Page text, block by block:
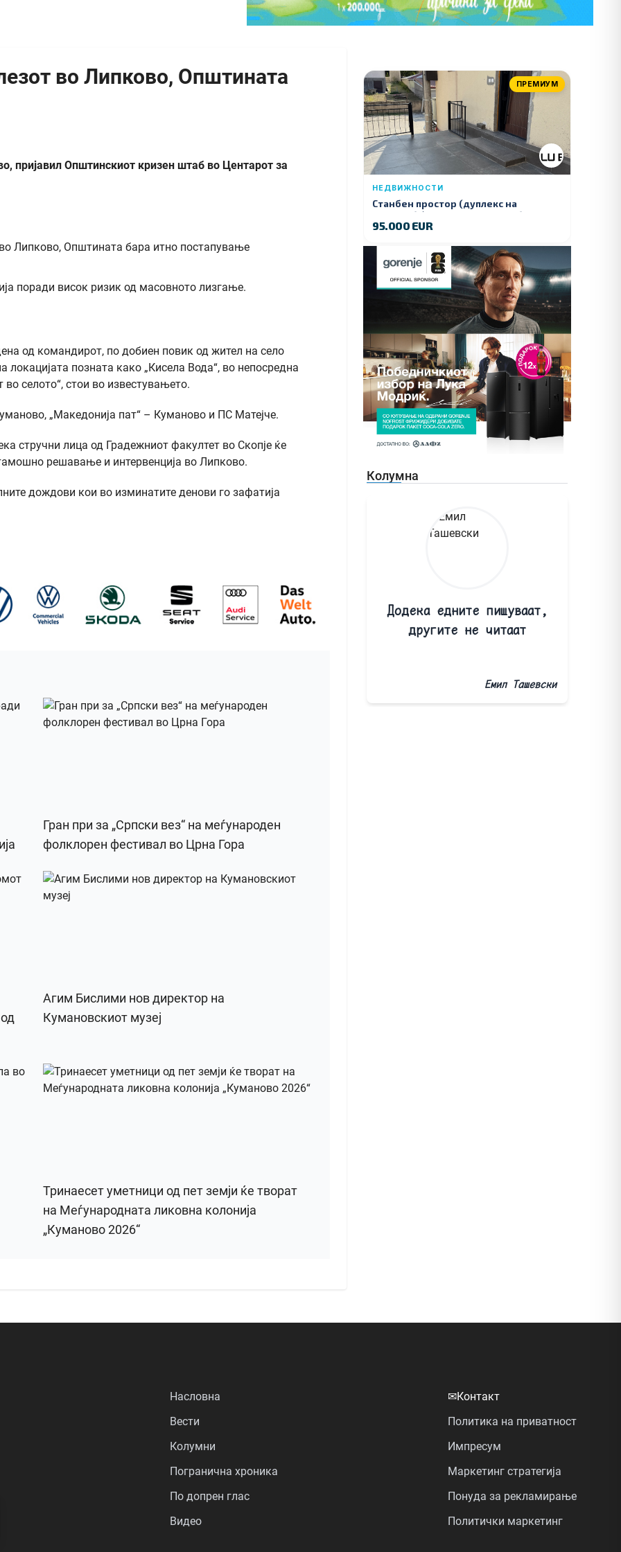
во Липково, Општината
пријавил Општинскиот кризен штаб во Центарот за
поради висок ризик од масовното лизгање.
од командирот, по добиен повик од жител на село
позната како „Кисела Вода“, во непосредна
селото“, стои во известувањето.
„Македонија пат“ – Куманово и ПС Матејче.
стручни лица од Градежниот факултет во Скопје ќе
решавање и интервенција во Липково.
дождови кои во изминатите денови го зафатија
Гран при за „Српски вез“ на меѓународен
фолклорен фестивал во Црна Гора
Агим Бислими нов директор на
Кумановскиот музеј
Тринаесет уметници од пет земји ќе творат
на Меѓународната ликовна колонија
„Куманово 2026“
ПРЕМИУМ
НЕДВИЖНОСТИ
Станбен простор (дуплекс на
продажба) – Ул. Стојан Арсов бр. 1,
Куманово
95.000 EUR
Колумна
Додека едните пишуваат,
другите не читаат
Емил Ташевски
Насловна
Вести
Колумни
Погранична хроника
По допрен глас
Видео
✉Контакт
Политика на приватност
Импресум
Маркетинг стратегија
Понуда за рекламирање
Политички маркетинг